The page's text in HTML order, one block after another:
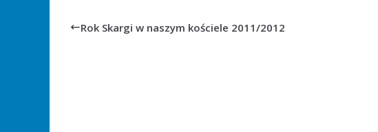
Rok Skargi w naszym kościele 2011/2012